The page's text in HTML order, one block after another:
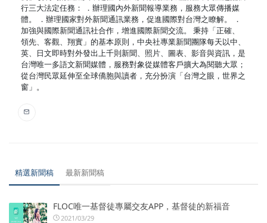
行三大法定任務： ．辦理國內外新聞報導業務，服務大眾傳播媒
體。 ．辦理國家對外新聞通訊業務，促進國際對台灣之瞭解。 ．
加強與國際新聞通訊社合作，增進國際新聞交流。 秉持「正確、
領先、客觀、翔實」的基本原則，中央社專業新聞團隊每天以中、
英、日文即時對外發出上千則新聞、照片、圖表、影音與資訊，是
台灣唯一多語文新聞媒體，服務對象從媒體客戶擴大為閱聽大眾；
從台灣民眾延伸至全球僑胞與讀者，充分扮演「台灣之眼，世界之
窗」。
精選新聞稿 最新新聞稿
FLOC唯一基督徒專屬交友APP，基督徒的新福音
2021/03/29